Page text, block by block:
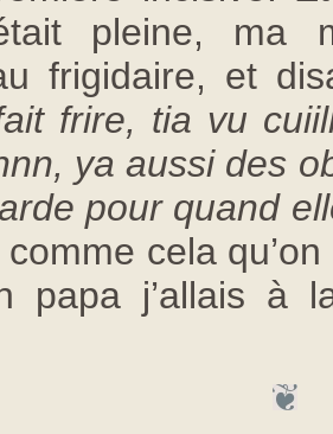
pleine, ma
frigidaire, et
frire, tia vu
ya aussi des
pour quand
comme cela
papa j’allais à